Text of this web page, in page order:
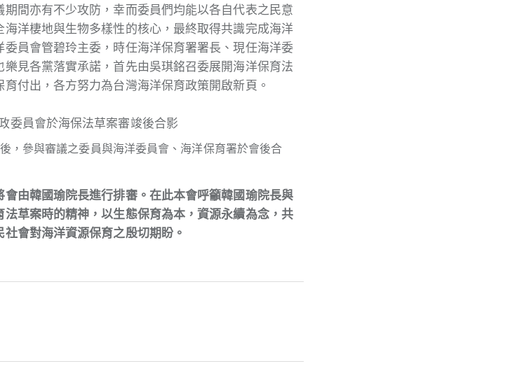
間亦有不少攻防，幸而委員們均能以各自代表之民意
洋棲地與生物多樣性的核心，最終取得共識完成海洋
員會管碧玲主委，時任海洋保育署署長、現任海洋委
見各黨落實承諾，首先由吳琪銘召委展開海洋保育法
付出，各方努力為台灣海洋保育政策開啟新頁。
，參與審議之委員與海洋委員會、海洋保育署於會後合
由韓國瑜院長進行排審。在此本會呼籲韓國瑜院長與
草案時的精神，以生態保育為本，資源永續為念，共
會對海洋資源保育之殷切期盼。